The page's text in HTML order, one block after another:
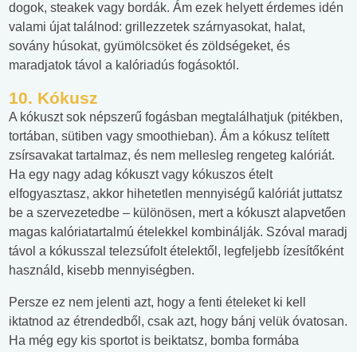
dogok, steakek vagy bordák. Ám ezek helyett érdemes idén
valami újat találnod: grillezzetek szárnyasokat, halat,
sovány húsokat, gyümölcsöket és zöldségeket, és
maradjatok távol a kalóriadús fogásoktól.
10. Kókusz
A kókuszt sok népszerű fogásban megtalálhatjuk (pitékben,
tortában, sütiben vagy smoothieban). Ám a kókusz telített
zsírsavakat tartalmaz, és nem mellesleg rengeteg kalóriát.
Ha egy nagy adag kókuszt vagy kókuszos ételt
elfogyasztasz, akkor hihetetlen mennyiségű kalóriát juttatsz
be a szervezetedbe – különösen, mert a kókuszt alapvetően
magas kalóriatartalmú ételekkel kombinálják. Szóval maradj
távol a kókusszal telezsúfolt ételektől, legfeljebb ízesítőként
használd, kisebb mennyiségben.
Persze ez nem jelenti azt, hogy a fenti ételeket ki kell
iktatnod az étrendedből, csak azt, hogy bánj velük óvatosan.
Ha még egy kis sportot is beiktatsz, bomba formába